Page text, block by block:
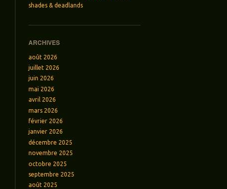
shades & deadlands
ARCHIVES
août 2026
juillet 2026
juin 2026
mai 2026
avril 2026
mars 2026
février 2026
janvier 2026
décembre 2025
novembre 2025
octobre 2025
septembre 2025
août 2025